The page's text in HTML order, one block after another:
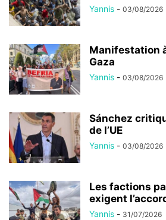
Yannis - 03/08/2026
Manifestation
Gaza
Yannis - 03/08/2026
Sánchez
de l’UE
Yannis - 03/08/2026
Les factions
exigent
Yannis - 31/07/2026